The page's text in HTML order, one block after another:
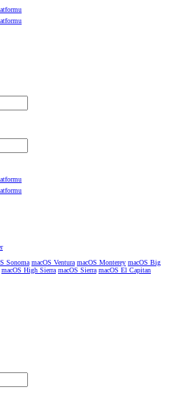
Sonoma macOS Ventura macOS Monterey macOS Big
macOS High Sierra macOS Sierra macOS El Capitan